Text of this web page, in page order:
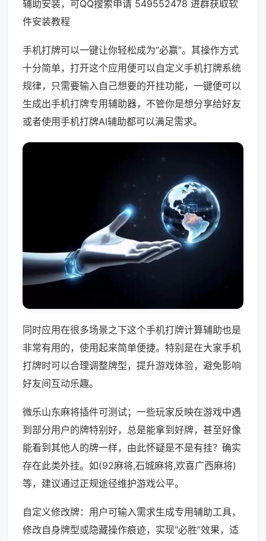
辅助安装，可QQ搜索申请 549552478 进群获取软
件安装教程
手机打牌可以一键让你轻松成为“必赢”。其操作方式
十分简单，打开这个应用便可以自定义手机打牌系统
规律，只需要输入自己想要的开挂功能，一键便可以
生成出手机打牌专用辅助器，不管你是想分享给好友
或者使用手机打牌AI辅助都可以满足需求。
同时应用在很多场景之下这个手机打牌计算辅助也是
非常有用的，使用起来简单便捷。特别是在大家手机
打牌时可以合理调整牌型，提升游戏体验，避免影响
好友间互动乐趣。
微乐山东麻将插件可测试；一些玩家反映在游戏中遇
到部分用户的牌特别好，总是能拿到好牌，甚至好像
能看到其他人的牌一样，由此怀疑是不是有挂？确实
存在此类外挂。如(92麻将,石城麻将,欢喜广西麻将)
等，建议通过正规途径维护游戏公平。
自定义修改牌：用户可输入需求生成专用辅助工具，
修改自身牌型或隐藏操作痕迹，实现“必胜”效果，适